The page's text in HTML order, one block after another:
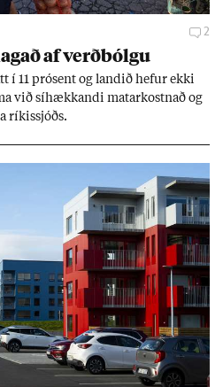
2
af verð­bólgu
í 11 pró­sent og land­ið hef­ur ekki
við sí­hækk­andi mat­ar­kostn­að og
rík­is­sjóðs.